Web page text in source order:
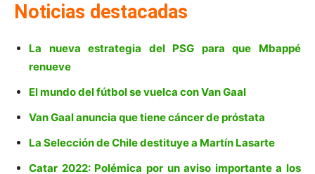
Noticias destacadas
La nueva estrategia del PSG para que Mbappé
renueve
El mundo del fútbol se vuelca con Van Gaal
Van Gaal anuncia que tiene cáncer de próstata
La Selección de Chile destituye a Martín Lasarte
Catar 2022: Polémica por un aviso importante a los